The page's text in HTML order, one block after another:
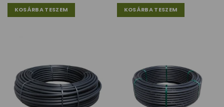
KOSÁRBA TESZEM KOSÁRBA TESZEM